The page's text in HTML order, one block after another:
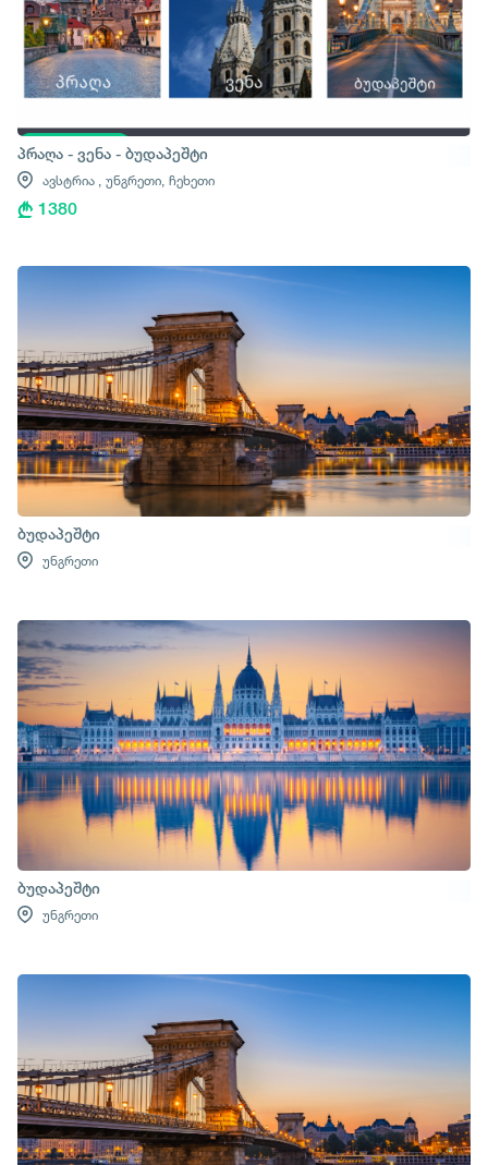
პრაღა - ვენა - ბუდაპეშტი
ავსტრია , უნგრეთი, ჩეხეთი
1380
ბუდაპეშტი
უნგრეთი
ბუდაპეშტი
უნგრეთი